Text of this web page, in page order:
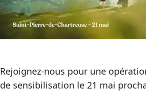
Rejoignez-nous pour une
de sensibilisation le 21 mai